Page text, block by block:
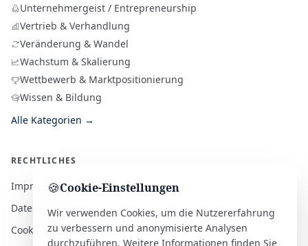
Unternehmergeist / Entrepreneurship
Vertrieb & Verhandlung
Veränderung & Wandel
Wachstum & Skalierung
Wettbewerb & Marktpositionierung
Wissen & Bildung
Alle Kategorien →
RECHTLICHES
Impressum
Datenschutz
Cookie-Richtlinie
🍪Cookie-Einstellungen
Wir verwenden Cookies, um die Nutzererfahrung
zu verbessern und anonymisierte Analysen
durchzuführen. Weitere Informationen finden Sie